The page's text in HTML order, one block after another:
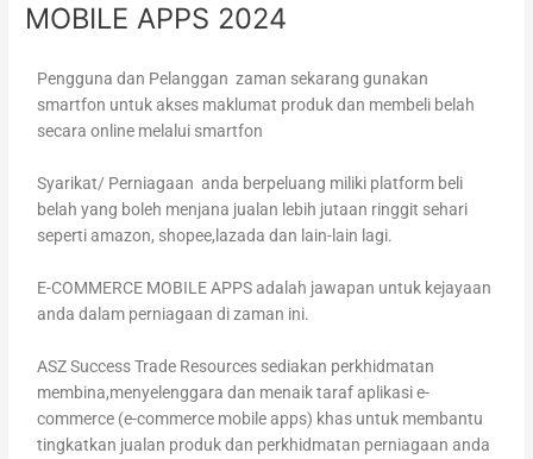
MOBILE APPS 2024
Pengguna dan Pelanggan zaman sekarang gunakan
smartfon untuk akses maklumat produk dan membeli belah
secara online melalui smartfon
Syarikat/ Perniagaan anda berpeluang miliki platform beli
belah yang boleh menjana jualan lebih jutaan ringgit sehari
seperti amazon, shopee,lazada dan lain-lain lagi.
E-COMMERCE MOBILE APPS adalah jawapan untuk kejayaan
anda dalam perniagaan di zaman ini.
ASZ Success Trade Resources sediakan perkhidmatan
membina,menyelenggara dan menaik taraf aplikasi e-
commerce (e-commerce mobile apps) khas untuk membantu
tingkatkan jualan produk dan perkhidmatan perniagaan anda